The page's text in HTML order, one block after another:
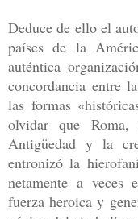
Deduce de ello el
países de la
auténtica
concordancia entre
las formas
olvidar que
Antigüedad y la
entronizó la
netamente a veces
fuerza heroica y